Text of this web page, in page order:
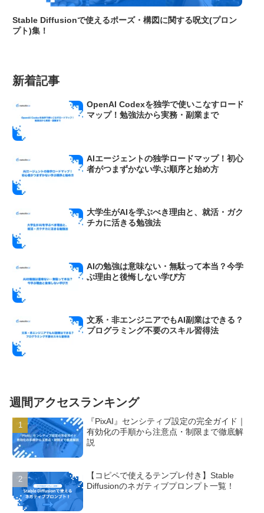
Stable Diffusionで使えるポーズ・構図に関する呪文(プロン
プト)集！
新着記事
OpenAI Codexを独学で使いこなすロード
マップ！勉強法から実務・副業まで
AIエージェントの独学ロードマップ！初心
者がつまずかない学ぶ順序と始め方
大学生がAIを学ぶべき理由と、就活・ガク
チカに活きる勉強法
AIの勉強は意味ない・無駄って本当？今学
ぶ理由と後悔しない学び方
文系・非エンジニアでもAI副業はできる？
プログラミング不要のスキル習得法
週間アクセスランキング
『PixAI』センシティブ設定の完全ガイド｜
有効化の手順から注意点・制限まで徹底解
説
【コピペで使えるテンプレ付き】Stable
Diffusionのネガティブプロンプト一覧！